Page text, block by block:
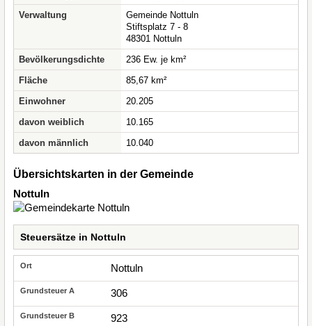
Verwaltung
Gemeinde Nottuln
Stiftsplatz 7 - 8
48301 Nottuln
Bevölkerungsdichte
236 Ew. je km²
Fläche
85,67 km²
Einwohner
20.205
davon weiblich
10.165
davon männlich
10.040
Übersichtskarten in der Gemeinde
Nottuln
Steuersätze in Nottuln
Nottuln
306
923